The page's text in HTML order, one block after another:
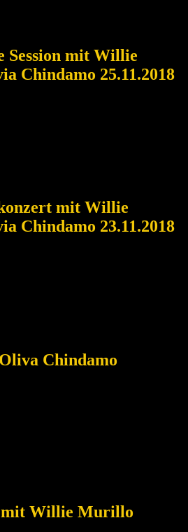
Session mit Willie
Chindamo 25.11.2018
mit Willie
Chindamo 23.11.2018
Chindamo
mit Willie Murillo